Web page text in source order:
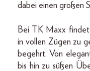
dabei einen großen
Bei TK Maxx findet
in vollen Zügen zu
begehrt. Von
bis hin zu süßen